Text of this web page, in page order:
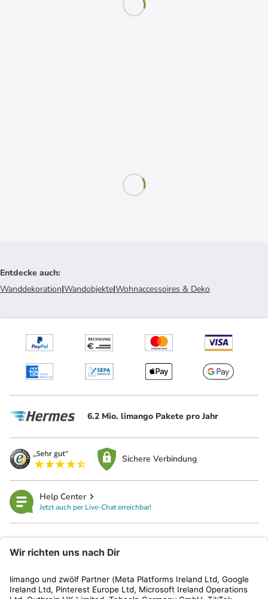
Entdecke auch:
Wanddekoration|Wandobjekte|Wohnaccessoires & Deko
6.2 Mio. limango Pakete pro Jahr
Sichere Verbindung
Help Center
Jetzt auch per Live-Chat erreichbar!